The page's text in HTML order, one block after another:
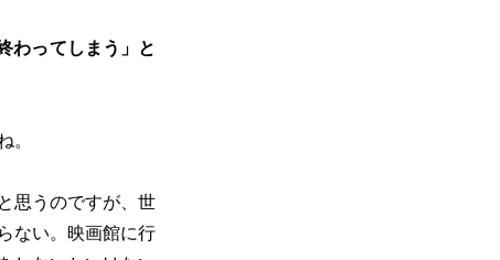
わってしまう」と
。
思うのですが、世
ない。映画館に行